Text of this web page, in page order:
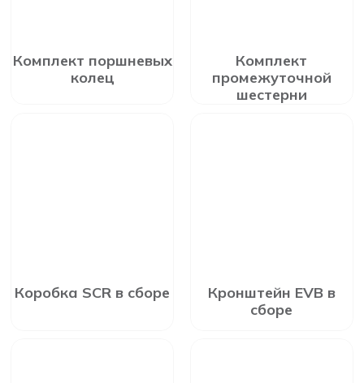
Комплект поршневых
колец
Комплект
промежуточной
шестерни
Коробка SCR в сборе
Кронштейн EVB в
сборе